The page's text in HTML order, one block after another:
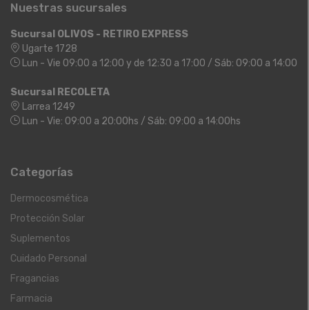
Nuestras sucursales
Sucursal OLIVOS - RETIRO EXPRESS
Ugarte 1728
Lun - Vie 09:00 a 12:00 y de 12:30 a 17:00 / Sáb: 09:00 a 14:00
Sucursal RECOLETA
Larrea 1249
Lun - Vie: 09:00 a 20:00hs / Sáb: 09:00 a 14:00hs
Categorías
Dermocosmética
Protección Solar
Suplementos
Cuidado Personal
Fragancias
Farmacia